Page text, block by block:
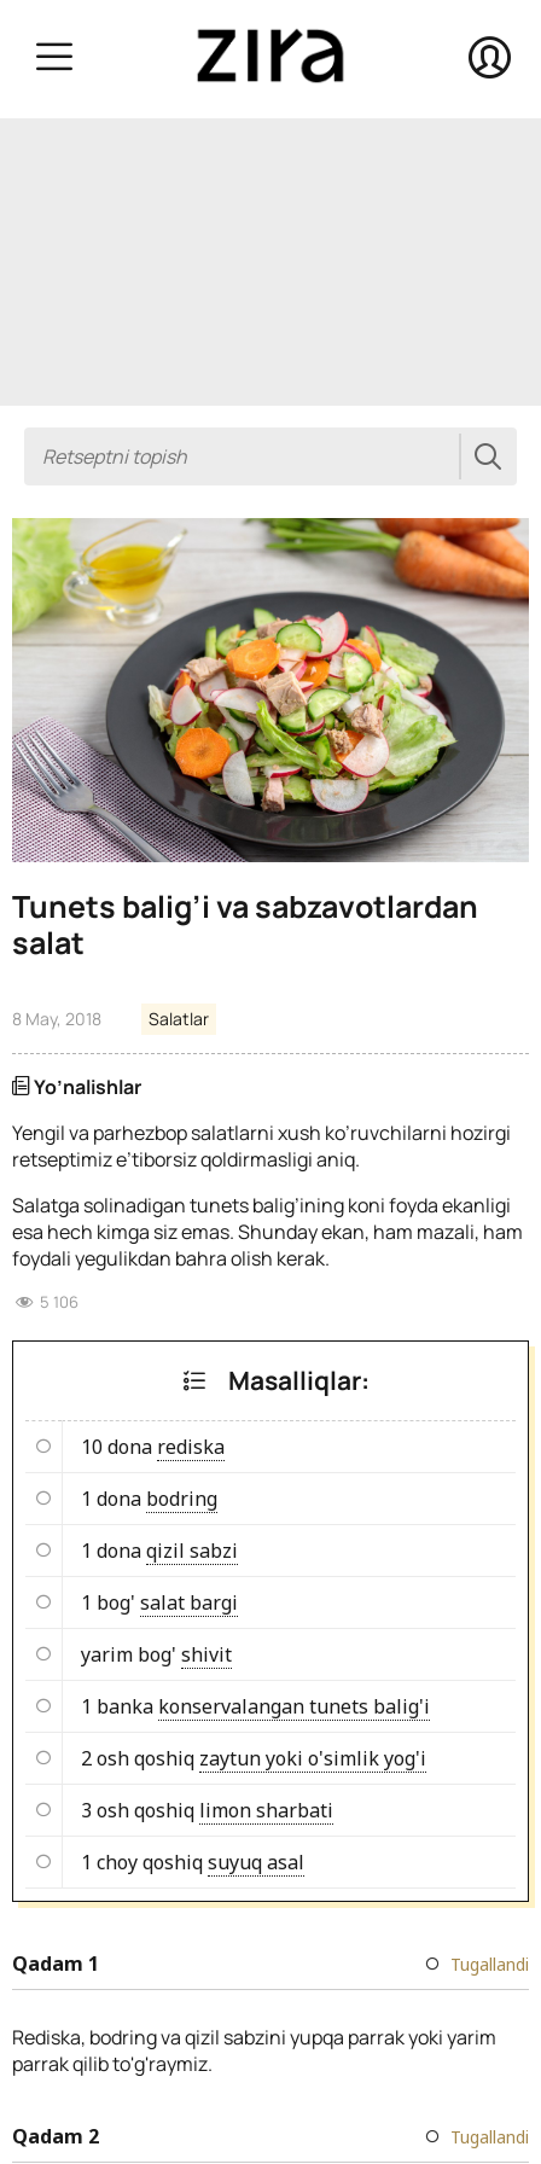
Tunets balig’i va sabzavotlardan
salat
8 May, 2018 Salatlar
Yo’nalishlar
Yengil va parhezbop salatlarni xush ko’ruvchilarni hozirgi
retseptimiz e’tiborsiz qoldirmasligi aniq.
Salatga solinadigan tunets balig’ining koni foyda ekanligi
esa hech kimga siz emas. Shunday ekan, ham mazali, ham
foydali yegulikdan bahra olish kerak.
5 106
Masalliqlar:
10 dona rediska
1 dona bodring
1 donaqizil sabzi
1 bog' salat bargi
yarim bog' shivit
1 banka konservalangan tunets balig'i
2 osh qoshiq zaytun yoki o'simlik yog'i
3 osh qoshiq limon sharbati
1 choy qoshiqsuyuq asal
Qadam 1 Tugallandi
Rediska, bodring va qizil sabzini yupqa parrak yoki yarim
parrak qilib to'g'raymiz.
Qadam 2 Tugallandi